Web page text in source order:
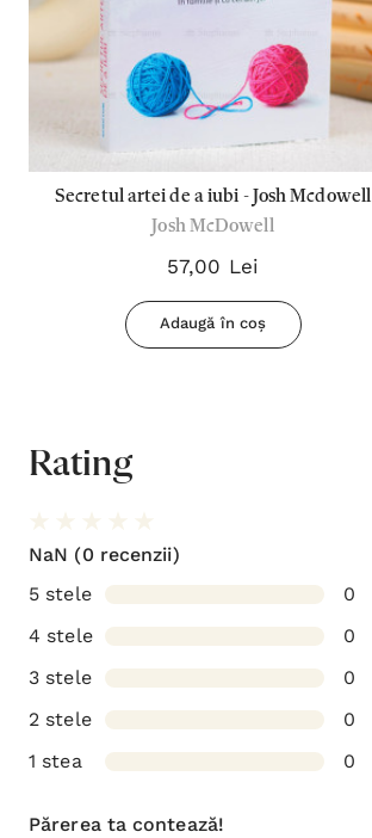
Secretul artei de a iubi - Josh Mcdowell
Josh McDowell
57,00 Lei
Adaugă în coș
Rating
NaN (0 recenzii)
5 stele
0
4 stele
0
3 stele
0
2 stele
0
1 stea
0
Părerea ta contează!